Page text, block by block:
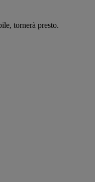
tornerà presto.